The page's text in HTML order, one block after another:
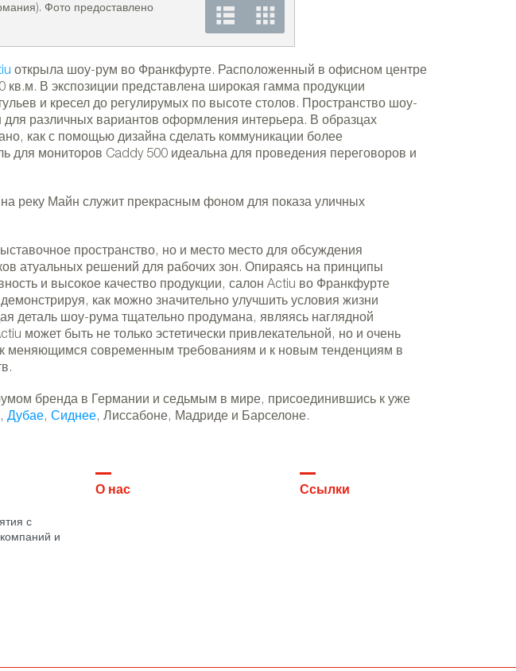
Фото предоставлено
Фото предоставлено
Шоу-рум Actiu во
открыла шоу-рум во Франкфурте. Расположенный в офисном центре
кв.м. В экспозиции представлена широкая гамма продукции
и кресел до регулирумых по высоте столов. Пространство шоу-
для различных вариантов оформления интерьера. В образцах
как с помощью дизайна сделать коммуникации более
для мониторов Caddy 500 идеальна для проведения переговоров и
реку Майн служит прекрасным фоном для показа уличных
пространство, но и место место для обсуждения
атуальных решений для рабочих зон. Опираясь на принципы
и высокое качество продукции, салон Actiu во Франкфурте
как можно значительно улучшить условия жизни
деталь шоу-рума тщательно продумана, являясь наглядной
может быть не только эстетически привлекательной, но и очень
меняющимся современным требованиям и к новым тенденциям в
бренда в Германии и седьмым в мире, присоединившись к уже
Дубае, Сиднее, Лиссабоне, Мадриде и Барселоне.
с
и
О нас Ссылки